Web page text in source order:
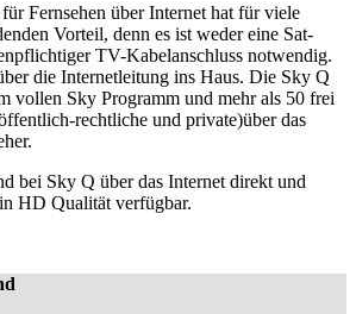
Fernsehen über Internet hat für viele
Vorteil, denn es ist weder eine Sat-
TV-Kabelanschluss notwendig.
die Internetleitung ins Haus. Die Sky Q
vollen Sky Programm und mehr als 50 frei
rechtliche und private)über das
bei Sky Q über das Internet direkt und
HD Qualität verfügbar.